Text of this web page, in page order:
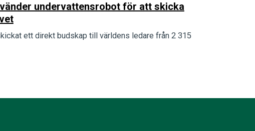
undervattensrobot för att skicka
ett direkt budskap till världens ledare från 2 315